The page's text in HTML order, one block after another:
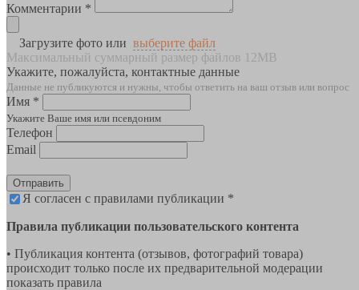
Комментарии *
Загрузите фото или выберите файл
Максимальный суммарный размер файлов 12MB
Укажите, пожалуйста, контактные данные
Данные не публикуются и нужны, чтобы ответить на ваш отзыв или вопрос
Имя *
Укажите Ваше имя или псевдоним
Телефон
Email
Отправить
Я согласен с правилами публикации *
Правила публикации пользовательского контента
• Публикация контента (отзывов, фотографий товара)
происходит только после их предварительной модерации
показать правила